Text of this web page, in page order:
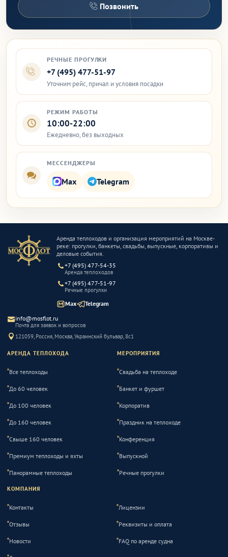
Позвонить
РЕЧНЫЕ ПРОГУЛКИ
+7 (495) 477-51-97
Уточним рейс, причал и условия посадки
РЕЖИМ РАБОТЫ
10:00-22:00
Ежедневно, без выходных
МЕССЕНДЖЕРЫ
Max Telegram
Аренда теплоходов и организация мероприятий на Москве-
реке: прогулки, банкеты, свадьбы, выпускные, корпоративы и
деловые события.
+7 (495) 477-54-35
Аренда теплоходов
+7 (495) 477-51-97
Речные прогулки
info@mosflot.ru
Почта для заявок и вопросов
121059, Россия, Москва, Украинский бульвар, 8с1
Max Telegram
АРЕНДА ТЕПЛОХОДА
Все теплоходы
До 60 человек
До 100 человек
До 160 человек
Свыше 160 человек
Премиум теплоходы и яхты
Панорамные теплоходы
МЕРОПРИЯТИЯ
Свадьба на теплоходе
Банкет и фуршет
Корпоратив
Праздник на теплоходе
Конференция
Выпускной
Речные прогулки
КОМПАНИЯ
Контакты Лицензии
Отзывы Реквизиты и оплата
Новости FAQ по аренде судна